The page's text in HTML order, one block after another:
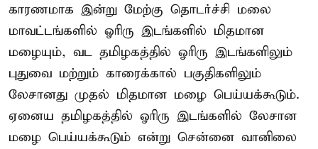
காரணமாக இன்று மேற்கு தொடர்ச்சி மலை
மாவட்டங்களில் ஓரிரு இடங்களில் மிதமான
மழையும், வட தமிழகத்தில் ஓரிரு இடங்களிலும்
புதுவை மற்றும் காரைக்கால் பகுதிகளிலும்
லேசானது முதல் மிதமான மழை பெய்யக்கூடும்.
ஏனைய தமிழகத்தில் ஓரிரு இடங்களில் லேசான
மழை பெய்யக்கூடும் என்று சென்னை வானிலை